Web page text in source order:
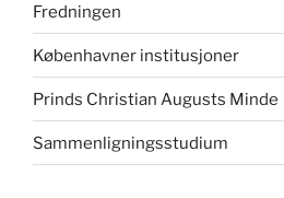
Fredningen
Københavner institusjoner
Prinds Christian Augusts Minde
Sammenligningsstudium